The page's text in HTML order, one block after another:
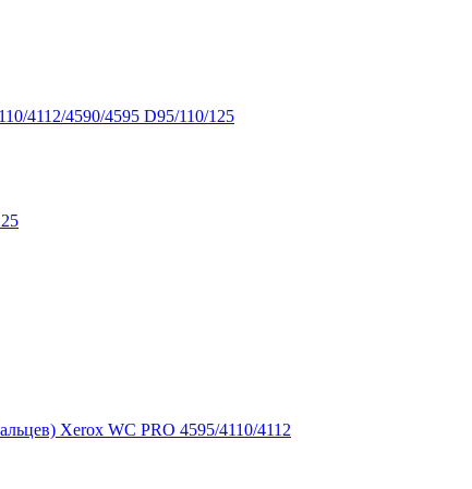
4112/4590/4595 D95/110/125
Xerox WC PRO 4595/4110/4112